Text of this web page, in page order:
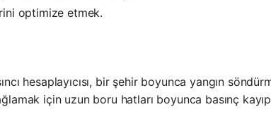
optimize etmek.
hesaplayıcısı, bir şehir boyunca yangın
için uzun boru hatları boyunca basınç